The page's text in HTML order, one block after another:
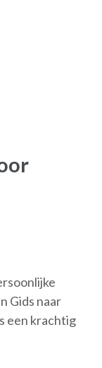
Gids naar
een krachtig